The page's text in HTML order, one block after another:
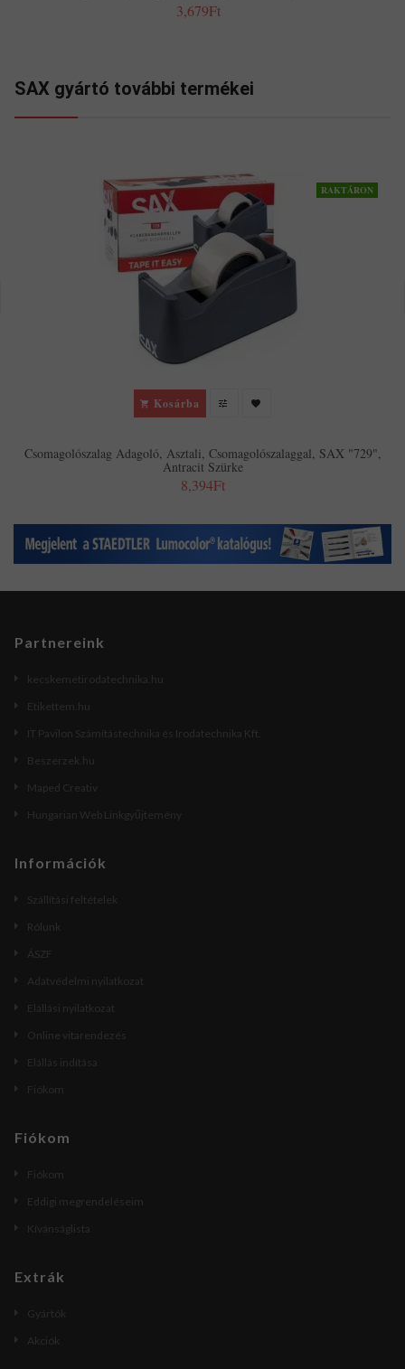
3,679Ft
SAX gyártó további termékei
RAKTÁRON
Kosárba
Csomagolószalag Adagoló, Asztali, Csomagolószalaggal, SAX "729",
Antracit Szürke
8,394Ft
Partnereink
kecskemetirodatechnika.hu
Etikettem.hu
IT Pavilon Számítástechnika és Irodatechnika Kft.
Beszerzek.hu
Maped Creativ
Hungarian Web Linkgyűjtemény
Információk
Szállítási feltételek
Rólunk
ÁSZF
Adatvédelmi nyilatkozat
Elállási nyilatkozat
Online vitarendezés
Elállás indítása
Fiókom
Fiókom
Fiókom
Eddigi megrendeléseim
Kívánságlista
Extrák
Gyártók
Akciók